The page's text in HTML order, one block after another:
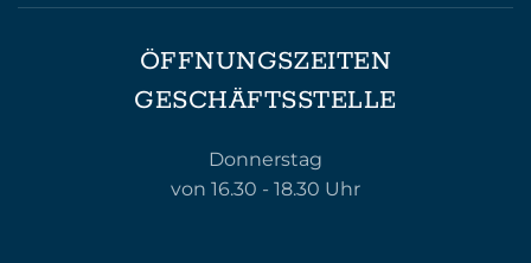
ÖFFNUNGSZEITEN
GESCHÄFTSSTELLE
Donnerstag
von 16.30 - 18.30 Uhr